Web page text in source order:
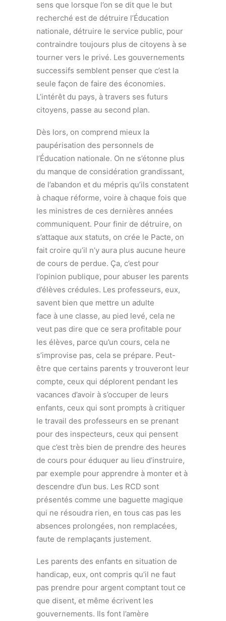
sens que lorsque l’on se dit que le but
recherché est de détruire l’Éducation
nationale, détruire le service public, pour
contraindre toujours plus de citoyens à se
tourner vers le privé. Les gouvernements
successifs semblent penser que c’est la
seule façon de faire des économies.
L’intérêt du pays, à travers ses futurs
citoyens, passe au second plan.
Dès lors, on comprend mieux la
paupérisation des personnels de
l’Éducation nationale. On ne s’étonne plus
du manque de considération grandissant,
de l’abandon et du mépris qu’ils constatent
à chaque réforme, voire à chaque fois que
les ministres de ces dernières années
communiquent. Pour finir de détruire, on
s’attaque aux statuts, on crée le Pacte, on
fait croire qu’il n’y aura plus aucune heure
de cours de perdue. Ça, c’est pour
l’opinion publique, pour abuser les parents
d’élèves crédules. Les professeurs, eux,
savent bien que mettre un adulte
face à une classe, au pied levé, cela ne
veut pas dire que ce sera profitable pour
les élèves, parce qu’un cours, cela ne
s’improvise pas, cela se prépare. Peut-
être que certains parents y trouveront leur
compte, ceux qui déplorent pendant les
vacances d’avoir à s’occuper de leurs
enfants, ceux qui sont prompts à critiquer
le travail des professeurs en se prenant
pour des inspecteurs, ceux qui pensent
que c’est très bien de prendre des heures
de cours pour éduquer au lieu d’instruire,
par exemple pour apprendre à monter et à
descendre d’un bus. Les RCD sont
présentés comme une baguette magique
qui ne résoudra rien, en tous cas pas les
absences prolongées, non remplacées,
faute de remplaçants justement.
Les parents des enfants en situation de
handicap, eux, ont compris qu’il ne faut
pas prendre pour argent comptant tout ce
que disent, et même écrivent les
gouvernements. Ils font l’amère